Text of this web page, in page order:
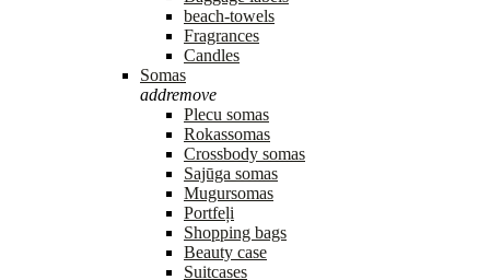
beach-towels
Fragrances
Candles
Somas
addremove
Plecu somas
Rokassomas
Crossbody somas
Sajūga somas
Mugursomas
Portfeļi
Shopping bags
Beauty case
Suitcases